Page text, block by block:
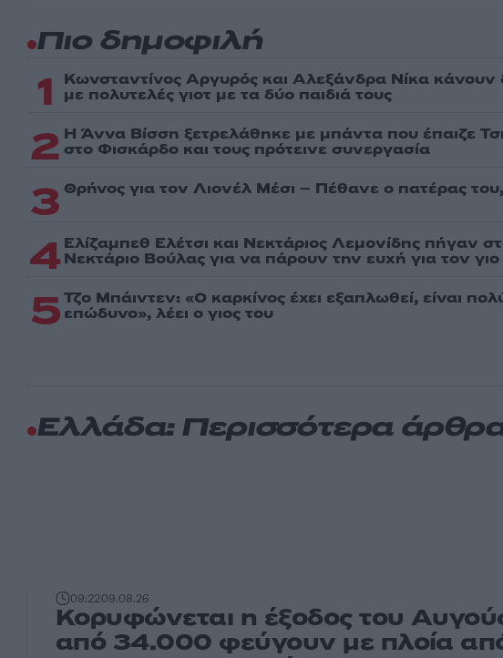
Πιο δημοφιλή
1 Κωνσταντίνος Αργυρός και Αλεξάνδρα Νίκα κάνουν
με πολυτελές γιοτ με τα δύο παιδιά τους
2 Η Άννα Βίσση ξετρελάθηκε με μπάντα που έπαιζε
στο Φισκάρδο και τους πρότεινε συνεργασία
3 Θρήνος για τον Λιονέλ Μέσι – Πέθανε ο πατέρας
4 Ελίζαμπεθ Ελέτσι και Νεκτάριος Λεμονίδης πήγαν
Νεκτάριο Βούλας για να πάρουν την ευχή για τον γιο
5Τζο Μπάιντεν: «Ο καρκίνος έχει εξαπλωθεί, είναι
επώδυνο», λέει ο γιος του
Ελλάδα: Περισσότερα
09:2209.08.26
Κορυφώνεται η έξοδος του
από 34.000 φεύγουν με πλοία